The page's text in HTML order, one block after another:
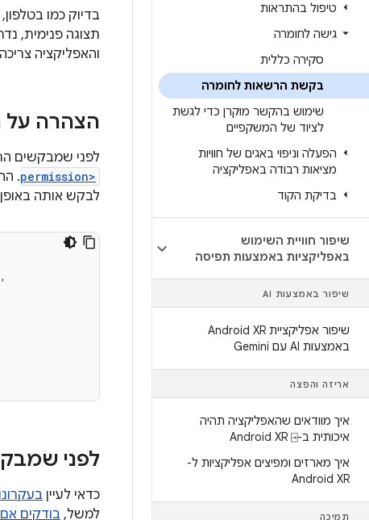
טיפול בהתראות
גישה לחומרה
סקירה כללית
בקשת הרשאות לחומרה
שימוש בהקשר מוקרן כדי לגשת
לציוד של המשקפיים
הפעלה וניפוי באגים של חוויות
מציאות רבודה באפליקציה
בדיקת הקוד
שיפור חוויית השימוש
באפליקציות באמצעות תפיסה
שיפור באמצעות AI
שיפור אפליקציית Android XR
באמצעות AI עם Gemini
אריזה והפצה
איך מוודאים שהאפליקציה תהיה
איכותית ב-Android XR ⍈
איך מארזים ומפיצים אפליקציות ל-
Android XR
תמיכה
בדיוק כמו
תצוגה פנימית,
והאפליקציה
הצהרה על
לפני שמבקשים
permission>
.
לבקש אותה באופן
לפני
כדאי לעיין
למשל, בודקים